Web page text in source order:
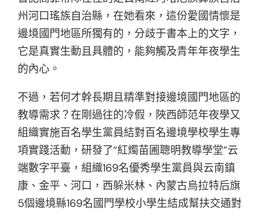
州河口瑤族自治縣，在她看來，這份愛國情懷是
邊境國門地區所獨有的，分歧于書本上的文字，
它是真實生動且具體的，能夠觸及青年年夜學生
的內心。
不過，若何才幹長期且精準對接邊境國門地區的
教導需求？在剛過往的冷假，陜西師范年夜學又
組織實施百名學生黨員結對百名邊境學校學生專
項實踐活動，研發了“紅燭苗圃聰明教導學堂”云
端數字平臺，組織169名優秀學生黨員與云南鎮
康、金平、河口，西躲米林、內蒙古烏拉特后旗
5個邊境縣169名國門學校小學生結成幫扶交通對